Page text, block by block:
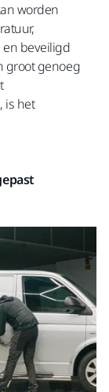
worden
beveiligd
groot genoeg
is het